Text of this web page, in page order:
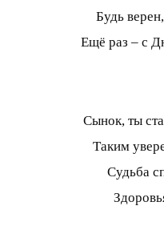
Будь
Ещё раз – с
Сынок, ты
Таким
Судьба